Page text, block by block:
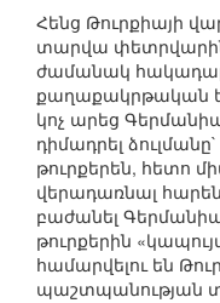
Հենց Թուրքիայի
տարվա
ժամանակ
քաղաքակրթական
կոչ արեց
դիմադրել
թուրքերեն, հետո
վերադառնալ
բաժանել
թուրքերին
համարվելու են
պաշտպանության